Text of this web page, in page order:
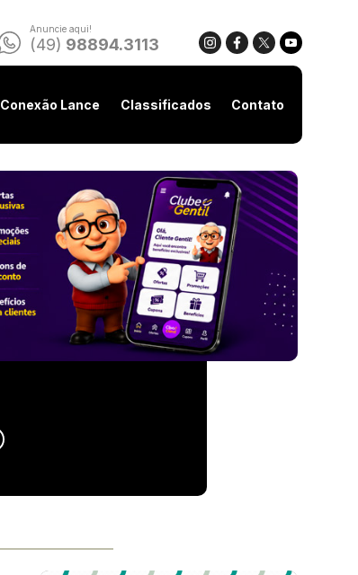
Anuncie aqui!
(49) 98894.3113
Conexão Lance Classificados Contato